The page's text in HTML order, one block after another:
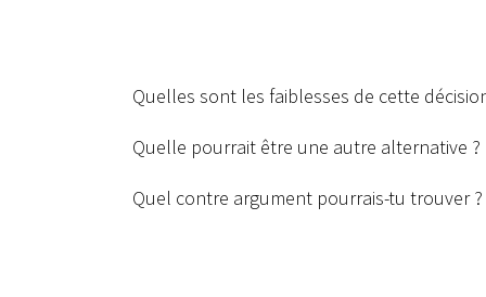
Quelles sont les faiblesses de cette
Quelle pourrait être une autre alternative ?
Quel contre argument pourrais-tu trouver ?